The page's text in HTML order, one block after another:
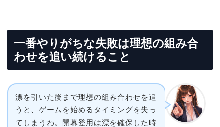
一番やりがちな失敗は理想の組み合
わせを追い続けること
漂を引いた後まで理想の組み合わせを追
うと、ゲームを始めるタイミングを失っ
てしまうわ。開幕登用は漂を確保した時